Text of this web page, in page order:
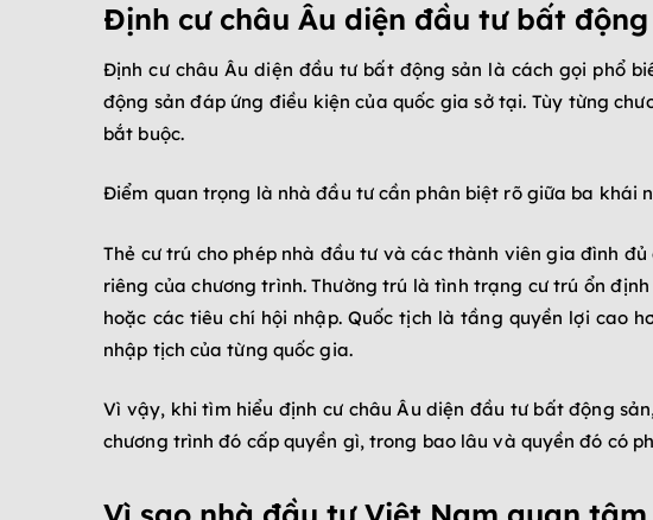
Định cư châu Âu diện đầu tư bất
Định cư châu Âu diện đầu tư bất động sản là cách gọi phổ
động sản đáp ứng điều kiện của quốc gia sở tại. Tùy từng
bắt buộc.
Điểm quan trọng là nhà đầu tư cần phân biệt rõ giữa ba khái
Thẻ cư trú cho phép nhà đầu tư và các thành viên gia đình
riêng của chương trình. Thường trú là tình trạng cư trú ổn
hoặc các tiêu chí hội nhập. Quốc tịch là tầng quyền lợi cao
nhập tịch của từng quốc gia.
Vì vậy, khi tìm hiểu định cư châu Âu diện đầu tư bất động
chương trình đó cấp quyền gì, trong bao lâu và quyền đó có